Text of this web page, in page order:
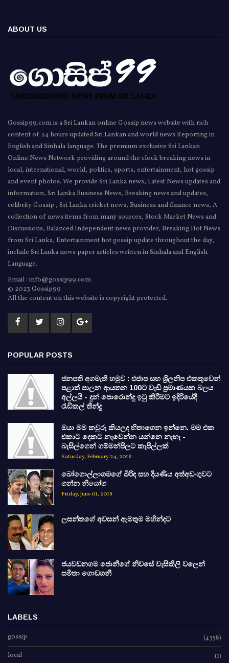
ABOUT US
Gossip99.com is a Sri Lankan online Gossip news website with rich
content of 24 hours updated Sri Lankan and world news Reporting in
English and Sinhala language. The premium exclusive Sri Lankan
Online News Network providing around the clock breaking news in
local, international, world, politics, sports, entertainment, hot gossip
and event photos. We provide Sri Lanka news, Latest News updates and
information, Sri Lanka Business News, Breaking news and updates,
celibrity Gossip , Sri Lanka cricket news, Business and finance news, A
collection of news items from many sources, Stock Market News and
Discussions, Balanced Independent news provider, Breaking Hot News
from Sri Lanka, Entertainment hot gossip update throughout the day,
include Sri Lanka news paper articles written in Sinhala and English
Language.
Email : info@gossip99.com
© 2023 Gossip99
All the content on this website is copyright protected.
POPULAR POSTS
ජනපති අගමැති හමුව : එජාප සහ ශ්‍රිලනිප එකතුවෙන්
පළාත් පාලන ආයතන 100ට වැඩි ප්‍රමාණයක බලය
අල්ලයි - දුන් පොරොන්දු ඉටු කිරීමට ඉදිරියේදී
රැඩිකල් තීන්දු
ඔයා මම කවුරු කියලද හිතාගෙන ඉන්නෙ. මම එක
එකාට දෙකට නැවෙන්න යන්නෙ නැහැ -
බැසිල්ගෙන් ගම්මන්පිලට කැපිල්ලක්
Saturday, February 24, 2018
බෝගොල්ලාගමගේ බිරිඳ සහ දියණිය අත්අඩංගුවට
ගන්න නියෝග
Friday, June 01, 2018
ලසන්තගේ අවසන් ඇමතුම මහින්දට
ජයවඩනගම ජොනීගේ නිවසේ වැසිකිලි වලෙන්
සමිතා ගොඩගනී
LABELS
gossip (4358)
local (1)